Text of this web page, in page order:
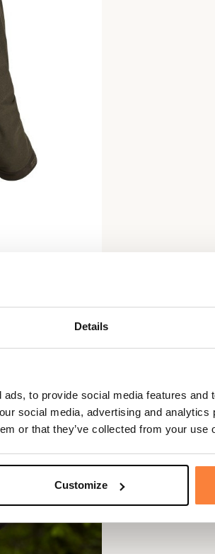
Details
to provide social media features and
social media, advertising and
or that they’ve collected from your use
Customize